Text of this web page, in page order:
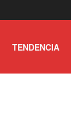
TENDENCIA